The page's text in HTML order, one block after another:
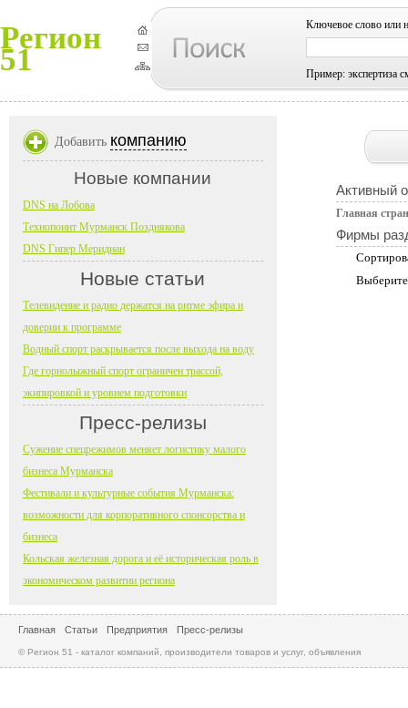
Регион
51
Ключевое слово или
Пример: экспертиза
Активный
Главная
Фирмы
Добавить компанию
Новые компании
DNS на Лобова
Технопоинт Мурманск Позднякова
DNS Гипер Меридиан
Новые статьи
Телевидение и радио держатся на ритме эфира и
доверии к программе
Водный спорт раскрывается после выхода на воду
Где горнолыжный спорт ограничен трассой,
экипировкой и уровнем подготовки
Пресс-релизы
Сужение спецрежимов меняет логистику малого
бизнеса Мурманска
Фестивали и культурные события Мурманска:
возможности для корпоративного спонсорства и
бизнеса
Кольская железная дорога и её историческая роль в
экономическом развитии региона
Главная Статьи Предприятия Пресс-релизы
© Регион 51 - каталог компаний, производители товаров и услуг, объявления